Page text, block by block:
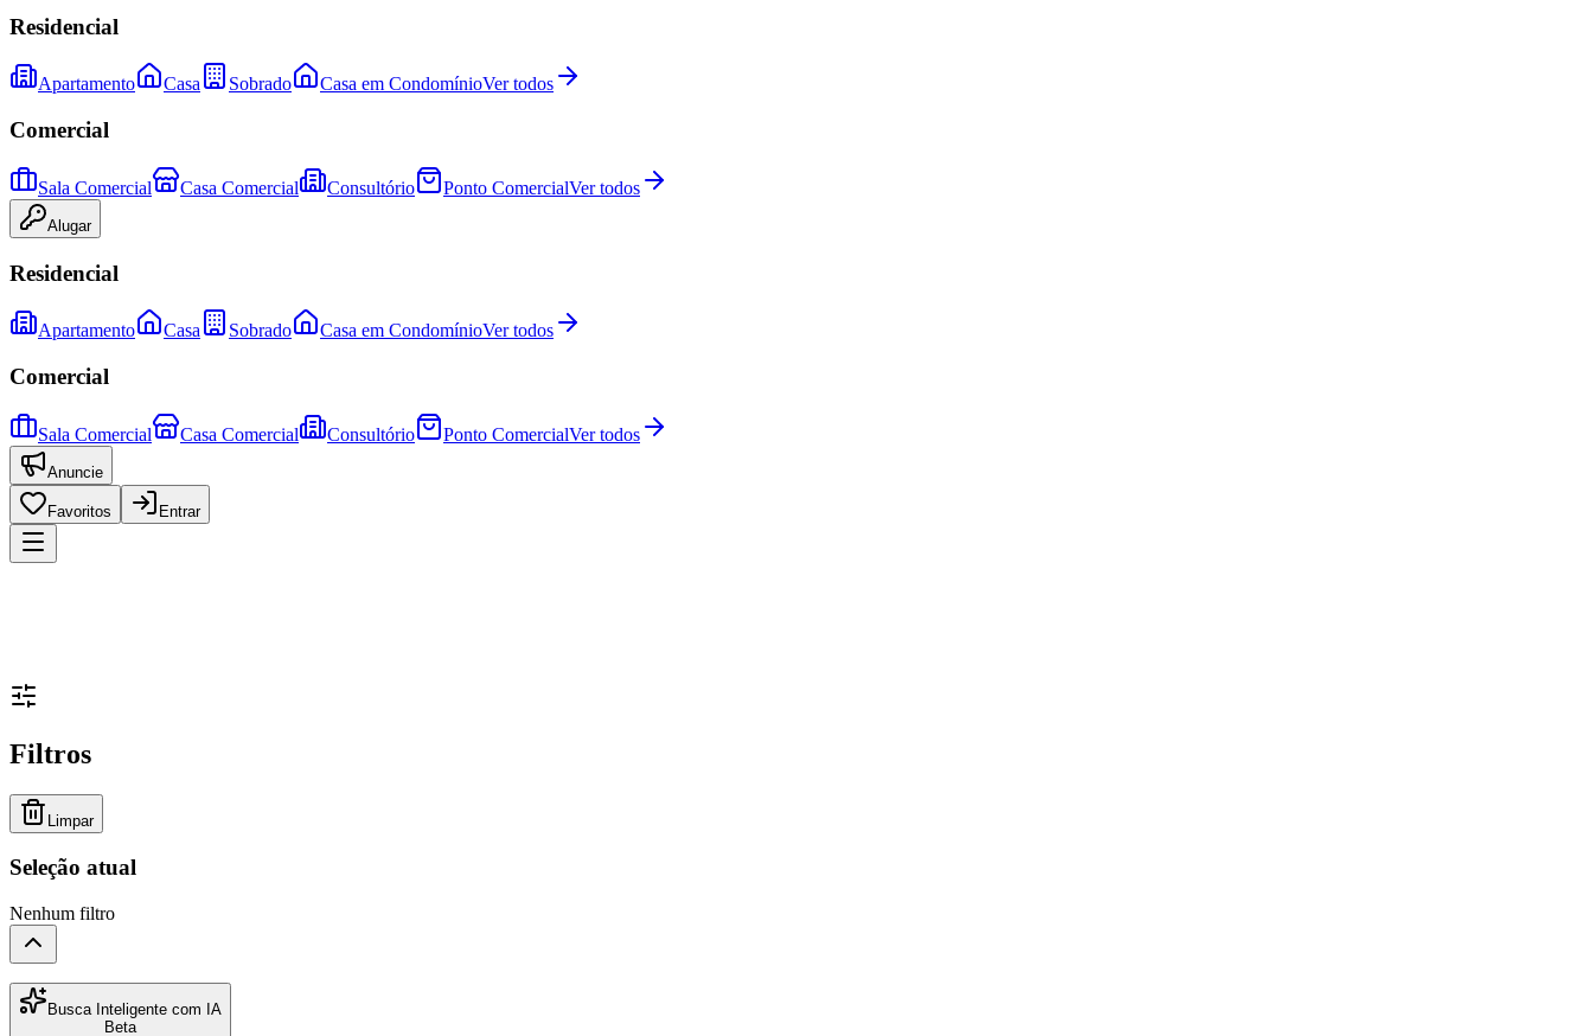
Residencial
Apartamento Casa Sobrado Casa em CondomínioVer todos
Comercial
Sala Comercial Casa Comercial Consultório Ponto ComercialVer todos
Alugar
Residencial
Apartamento Casa Sobrado Casa em CondomínioVer todos
Comercial
Sala Comercial Casa Comercial Consultório Ponto ComercialVer todos
Anuncie
Favoritos Entrar
Filtros
Limpar
Seleção atual
Nenhum filtro
Busca Inteligente com IA
Beta